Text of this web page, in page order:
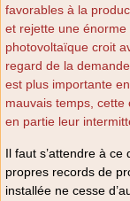
favorables à la
et rejette une
photovoltaïque croit
regard de la
est plus importante
mauvais temps,
en partie leur
Il faut s’attendre à ce
propres records de
installée ne cesse